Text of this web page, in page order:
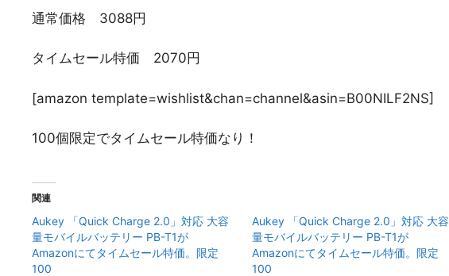
通常価格 3088円
タイムセール特価 2070円
[amazon template=wishlist&chan=channel&asin=B00NILF2NS]
100個限定でタイムセール特価なり！
関連
Aukey 「Quick Charge 2.0」対応 大容
量モバイルバッテリー PB-T1が
Amazonにてタイムセール特価。限定
100
Aukey 「Quick Charge 2.0」対応 大容
量モバイルバッテリー PB-T1が
Amazonにてタイムセール特価。限定
100